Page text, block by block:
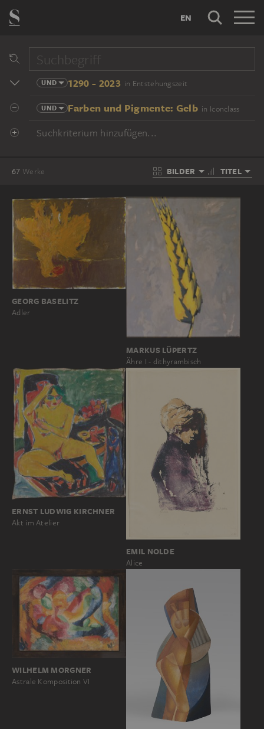
EN
UND 1290 - 2023 in Entstehungszeit
UND Farben und Pigmente: Gelb in Iconclass
Suchkriterium hinzufügen...
67 Werke BILDER TITEL
GEORG BASELITZ
Adler
MARKUS LÜPERTZ
Ähre I - dithyrambisch
ERNST LUDWIG KIRCHNER
Akt im Atelier
EMIL NOLDE
Alice
WILHELM MORGNER
Astrale Komposition VI